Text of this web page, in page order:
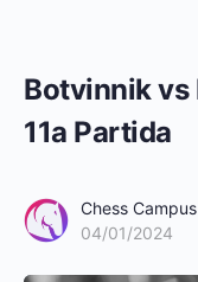
Botvinnik vs
11a Partida
Chess
04/01/2024